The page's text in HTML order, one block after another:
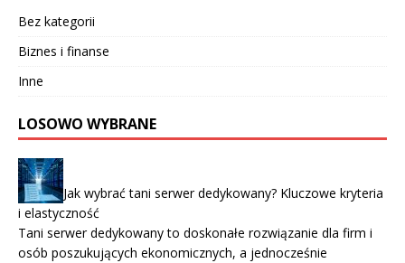
Bez kategorii
Biznes i finanse
Inne
LOSOWO WYBRANE
Jak wybrać tani serwer dedykowany? Kluczowe kryteria
i elastyczność
Tani serwer dedykowany to doskonałe rozwiązanie dla firm i
osób poszukujących ekonomicznych, a jednocześnie